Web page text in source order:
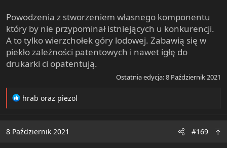
Powodzenia z stworzeniem własnego komponentu
który by nie przypominał istniejących u konkurencji.
A to tylko wierzchołek góry lodowej. Zabawią się w
piekło zależności patentowych i nawet igłę do
drukarki ci opatentują.
Ostatnia edycja:8 Październik 2021
R
c
t
hrab oraz piezol
8 Październik 2021 #169